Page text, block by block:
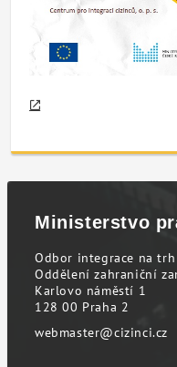
Ministerstvo
Odbor integrace na trh
Oddělení zahraniční
Karlovo náměstí 1
128 00 Praha 2
webmaster@cizinci.cz